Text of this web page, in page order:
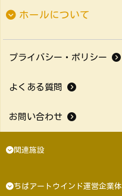
ホールについて
プライバシー・ポリシー
よくある質問
お問い合わせ
関連施設
ちばアートウインド運営企業体